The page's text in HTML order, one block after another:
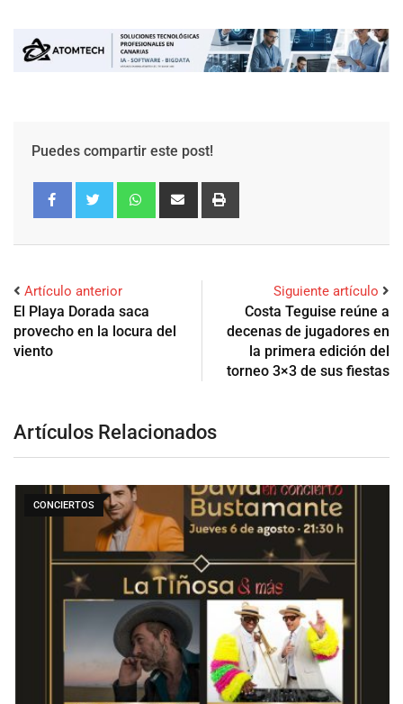
Puedes compartir este post!
Artículo anterior
El Playa Dorada saca
provecho en la locura del
viento
Siguiente artículo
Costa Teguise reúne a
decenas de jugadores en
la primera edición del
torneo 3×3 de sus fiestas
Artículos Relacionados
CONCIERTOS